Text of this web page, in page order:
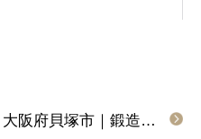
大阪府貝塚市｜鍛造の婚約指輪アイデアルと結婚指輪フィッシャーをご成約いただきました